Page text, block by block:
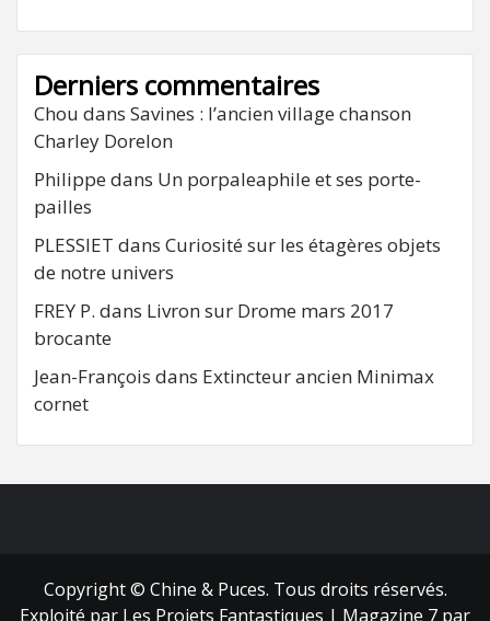
Derniers commentaires
Chou dans Savines : l’ancien village chanson
Charley Dorelon
Philippe dans Un porpaleaphile et ses porte-
pailles
PLESSIET dans Curiosité sur les étagères objets
de notre univers
FREY P. dans Livron sur Drome mars 2017
brocante
Jean-François dans Extincteur ancien Minimax
cornet
Copyright © Chine & Puces. Tous droits réservés.
Exploité par Les Projets Fantastiques | Magazine 7 par